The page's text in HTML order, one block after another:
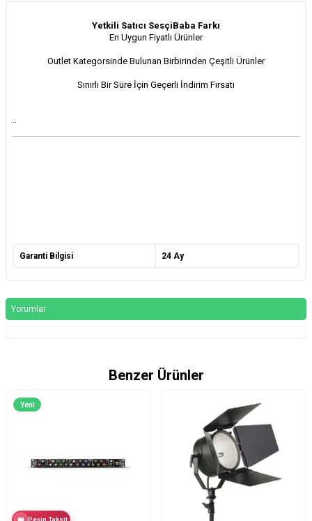
Yetkili Satıcı SesçiBaba Farkı
En Uygun Fiyatlı Ürünler
Outlet Kategorsinde Bulunan Birbirinden Çeşitli Ürünler
Sınırlı Bir Süre İçin Geçerli İndirim Fırsatı
..
Garanti Bilgisi 24 Ay
Yorumlar
Benzer Ürünler
Yeni